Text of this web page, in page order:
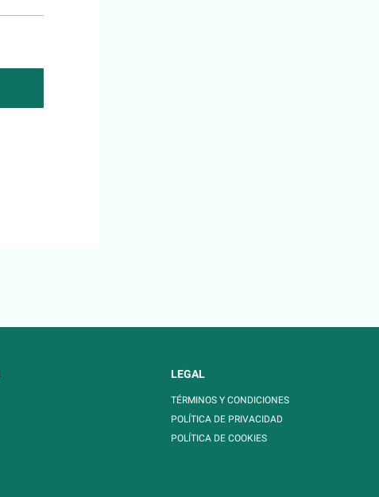
LEGAL
TÉRMINOS Y CONDICIONES
POLÍTICA DE PRIVACIDAD
POLÍTICA DE COOKIES